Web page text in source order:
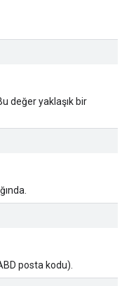
değer yaklaşık bir
posta kodu).